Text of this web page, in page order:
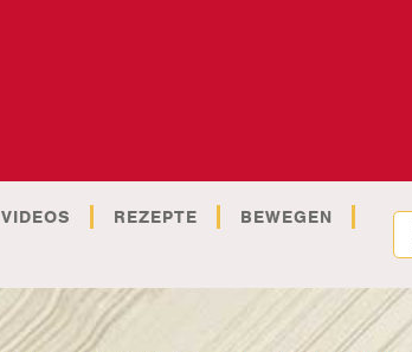
VIDEOS REZEPTE
BEWEGEN